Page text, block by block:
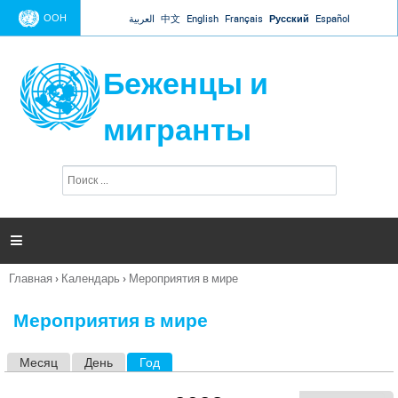
Jump to navigation
ООН العربية 中文 English Français Русский Español
Беженцы и
мигранты
п
и

Вы
Главная › Календарь › Мероприятия в мире
Мероприятия в мире
Месяц День Год